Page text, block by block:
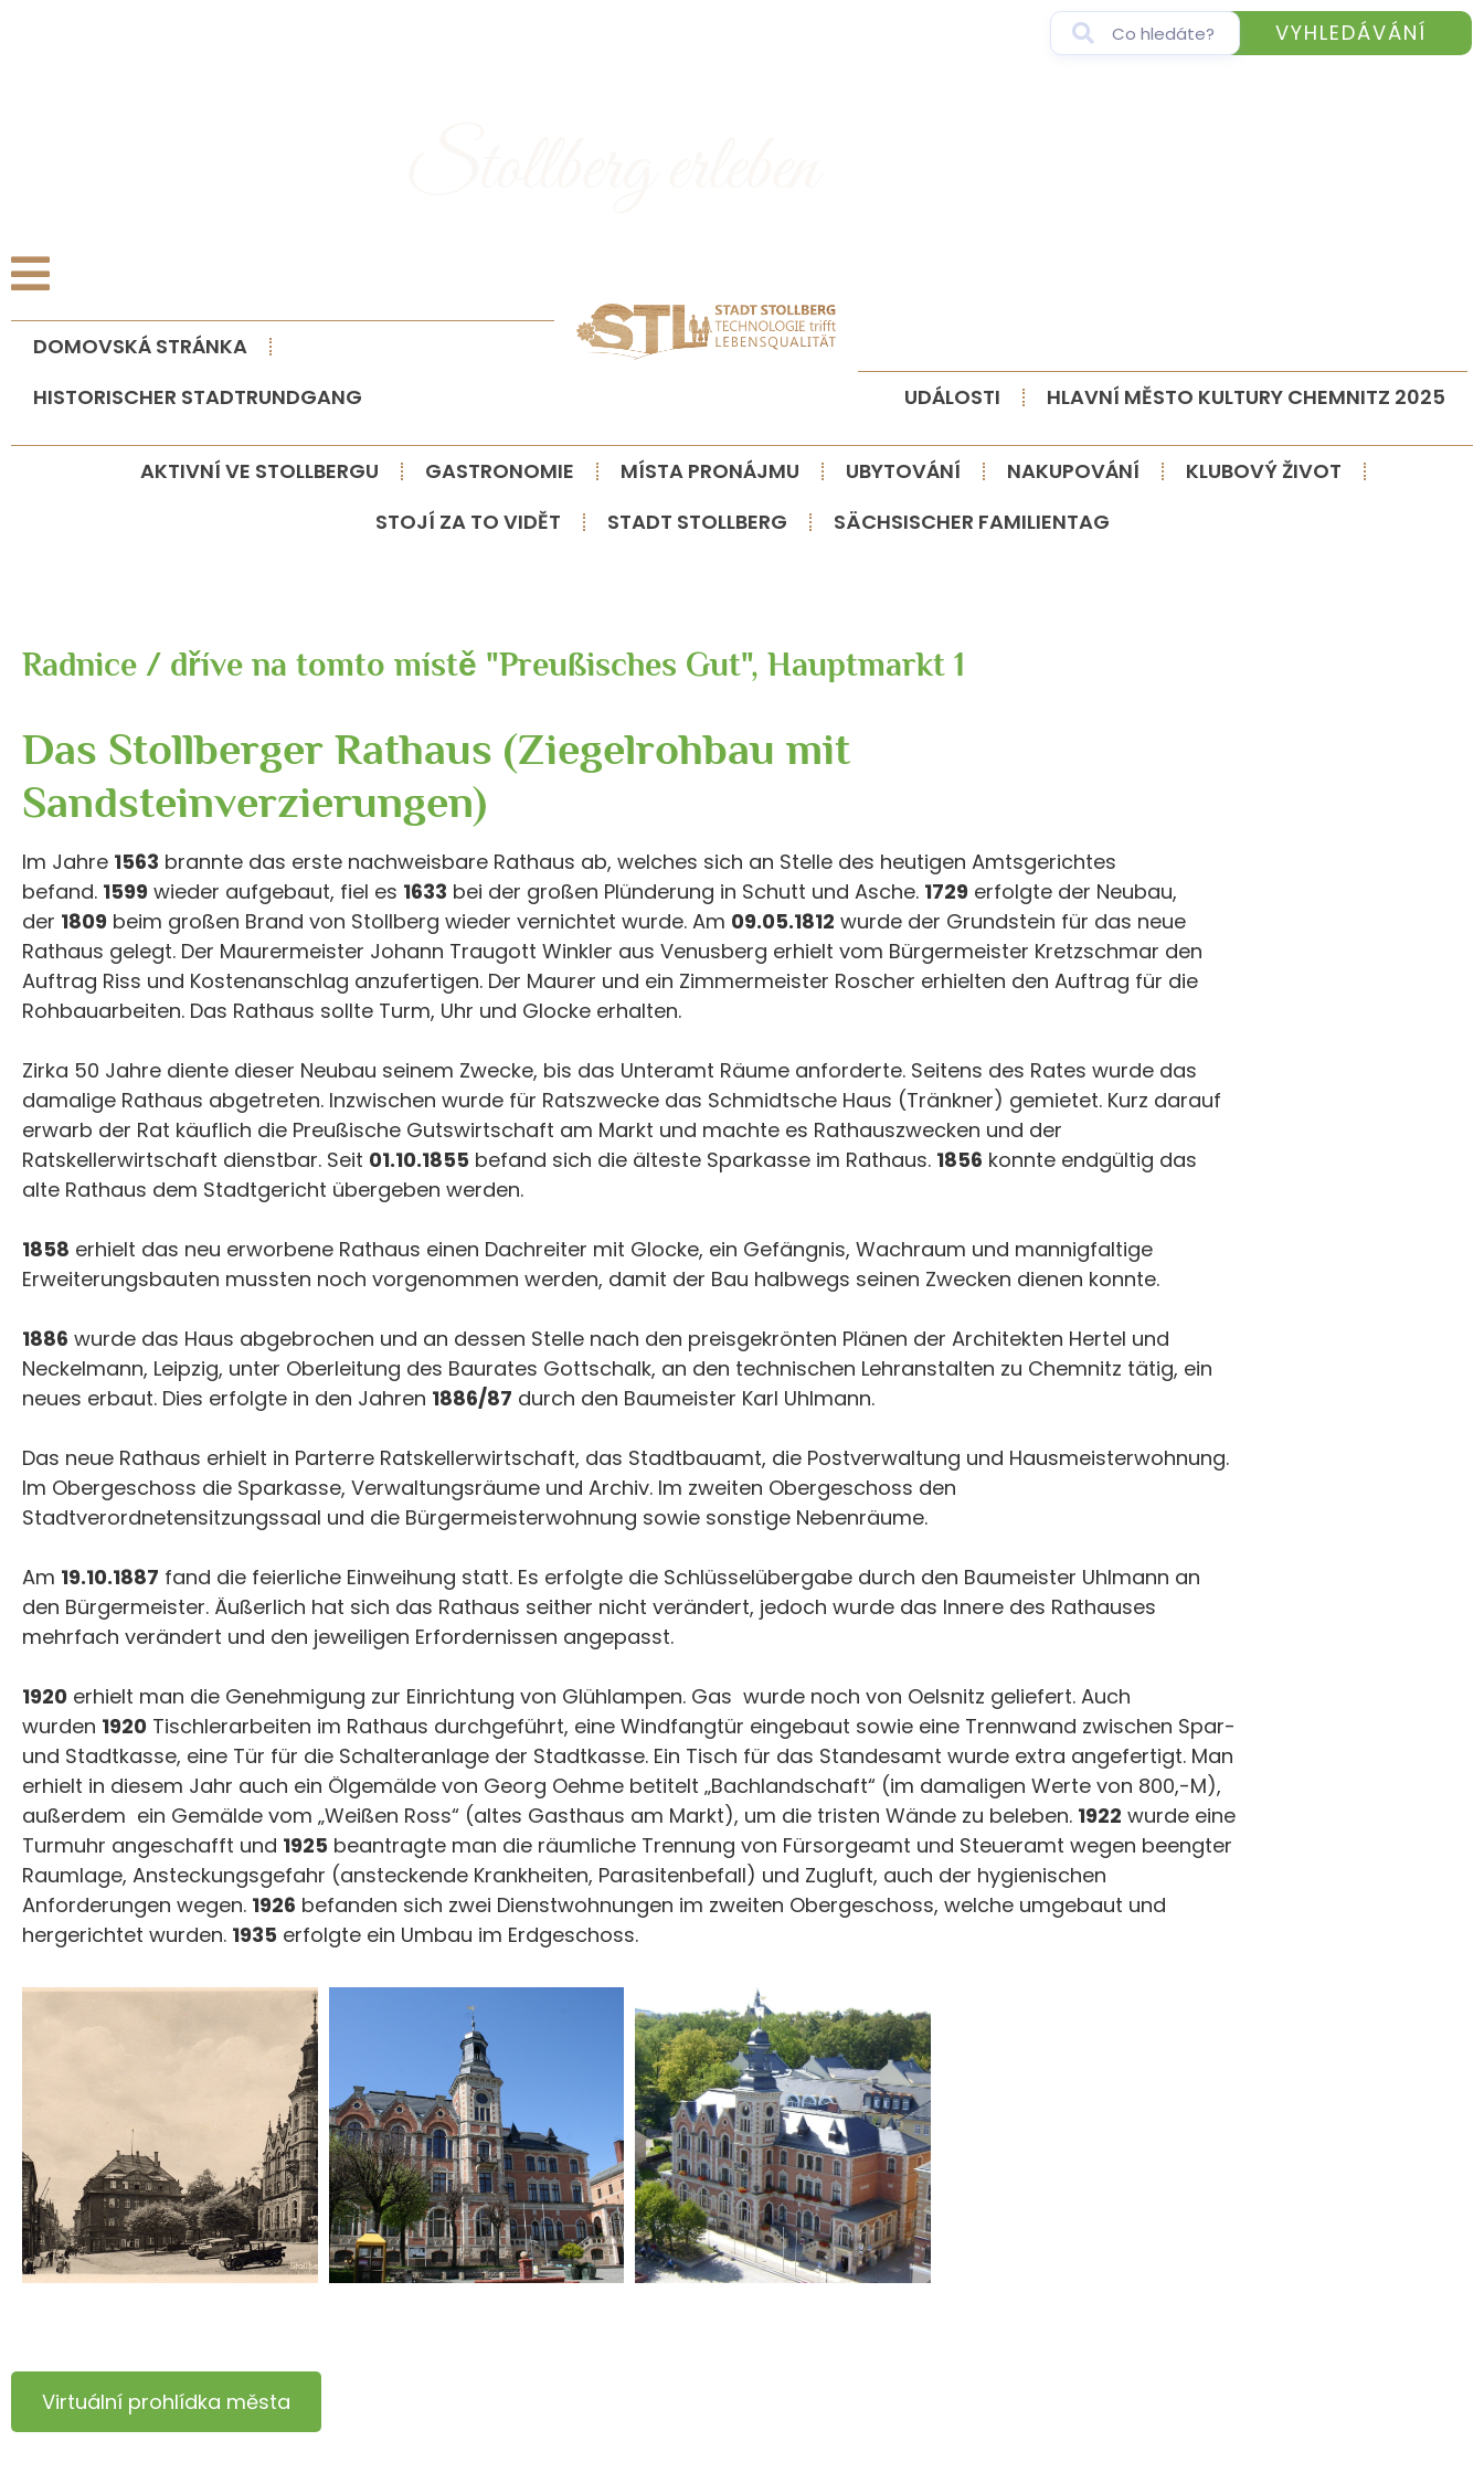
VYHLEDÁVÁNÍ
DOMOVSKÁ STRÁNKA
HISTORISCHER STADTRUNDGANG
UDÁLOSTI HLAVNÍ MĚSTO KULTURY CHEMNITZ 2025
AKTIVNÍ VE STOLLBERGU GASTRONOMIE MÍSTA PRONÁJMU UBYTOVÁNÍ NAKUPOVÁNÍ
KLUBOVÝ ŽIVOT
STOJÍ ZA TO VIDĚT
STADT STOLLBERG SÄCHSISCHER FAMILIENTAG
Radnice / dříve na tomto místě "Preußisches Gut", Hauptmarkt 1
Das Stollberger Rathaus (Ziegelrohbau mit
Sandsteinverzierungen)
Im Jahre 1563 brannte das erste nachweisbare Rathaus ab, welches sich an Stelle des heutigen Amtsgerichtes
befand. 1599 wieder aufgebaut, fiel es 1633 bei der großen Plünderung in Schutt und Asche. 1729 erfolgte der Neubau,
der 1809 beim großen Brand von Stollberg wieder vernichtet wurde. Am 09.05.1812 wurde der Grundstein für das neue
Rathaus gelegt. Der Maurermeister Johann Traugott Winkler aus Venusberg erhielt vom Bürgermeister Kretzschmar den
Auftrag Riss und Kostenanschlag anzufertigen. Der Maurer und ein Zimmermeister Roscher erhielten den Auftrag für die
Rohbauarbeiten. Das Rathaus sollte Turm, Uhr und Glocke erhalten.
Zirka 50 Jahre diente dieser Neubau seinem Zwecke, bis das Unteramt Räume anforderte. Seitens des Rates wurde das
damalige Rathaus abgetreten. Inzwischen wurde für Ratszwecke das Schmidtsche Haus (Tränkner) gemietet. Kurz darauf
erwarb der Rat käuflich die Preußische Gutswirtschaft am Markt und machte es Rathauszwecken und der
Ratskellerwirtschaft dienstbar. Seit 01.10.1855 befand sich die älteste Sparkasse im Rathaus. 1856 konnte endgültig das
alte Rathaus dem Stadtgericht übergeben werden.
1858 erhielt das neu erworbene Rathaus einen Dachreiter mit Glocke, ein Gefängnis, Wachraum und mannigfaltige
Erweiterungsbauten mussten noch vorgenommen werden, damit der Bau halbwegs seinen Zwecken dienen konnte.
1886 wurde das Haus abgebrochen und an dessen Stelle nach den preisgekrönten Plänen der Architekten Hertel und
Neckelmann, Leipzig, unter Oberleitung des Baurates Gottschalk, an den technischen Lehranstalten zu Chemnitz tätig, ein
neues erbaut. Dies erfolgte in den Jahren 1886/87 durch den Baumeister Karl Uhlmann.
Das neue Rathaus erhielt in Parterre Ratskellerwirtschaft, das Stadtbauamt, die Postverwaltung und Hausmeisterwohnung.
Im Obergeschoss die Sparkasse, Verwaltungsräume und Archiv. Im zweiten Obergeschoss den
Stadtverordnetensitzungssaal und die Bürgermeisterwohnung sowie sonstige Nebenräume.
Am 19.10.1887 fand die feierliche Einweihung statt. Es erfolgte die Schlüsselübergabe durch den Baumeister Uhlmann an
den Bürgermeister. Äußerlich hat sich das Rathaus seither nicht verändert, jedoch wurde das Innere des Rathauses
mehrfach verändert und den jeweiligen Erfordernissen angepasst.
1920 erhielt man die Genehmigung zur Einrichtung von Glühlampen. Gas wurde noch von Oelsnitz geliefert. Auch
wurden 1920 Tischlerarbeiten im Rathaus durchgeführt, eine Windfangtür eingebaut sowie eine Trennwand zwischen Spar-
und Stadtkasse, eine Tür für die Schalteranlage der Stadtkasse. Ein Tisch für das Standesamt wurde extra angefertigt. Man
erhielt in diesem Jahr auch ein Ölgemälde von Georg Oehme betitelt „Bachlandschaft“ (im damaligen Werte von 800,-M),
außerdem ein Gemälde vom „Weißen Ross“ (altes Gasthaus am Markt), um die tristen Wände zu beleben. 1922 wurde eine
Turmuhr angeschafft und 1925 beantragte man die räumliche Trennung von Fürsorgeamt und Steueramt wegen beengter
Raumlage, Ansteckungsgefahr (ansteckende Krankheiten, Parasitenbefall) und Zugluft, auch der hygienischen
Anforderungen wegen. 1926 befanden sich zwei Dienstwohnungen im zweiten Obergeschoss, welche umgebaut und
hergerichtet wurden. 1935 erfolgte ein Umbau im Erdgeschoss.
Virtuální prohlídka města